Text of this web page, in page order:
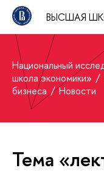
ВЫСШАЯ
Национальный
школа экономики»
бизнеса
Новости
Тема